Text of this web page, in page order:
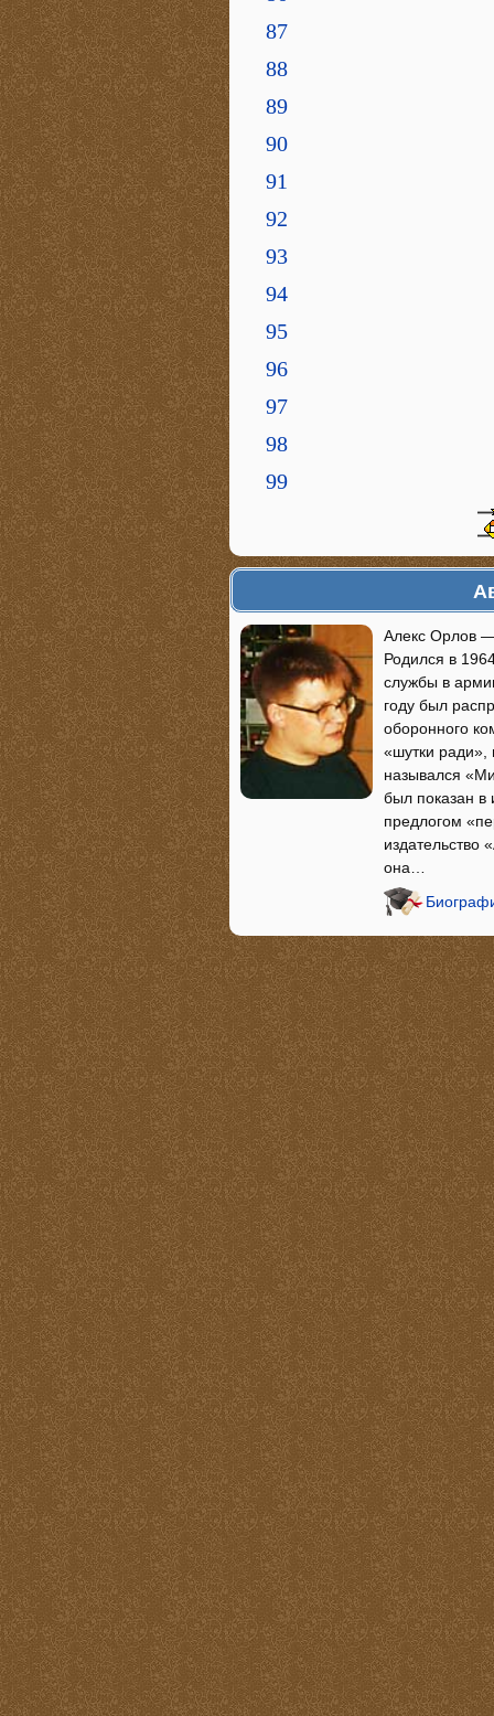
87
88
89
90
91
92
93
94
95
96
97
98
99
Алекс Орлов
Родился в
службы в
году был
оборонного
«шутки ради»,
назывался
был показан в
предлогом
издательство
она…